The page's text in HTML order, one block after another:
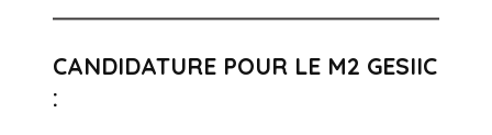
CANDIDATURE POUR LE M2 GESIIC
: